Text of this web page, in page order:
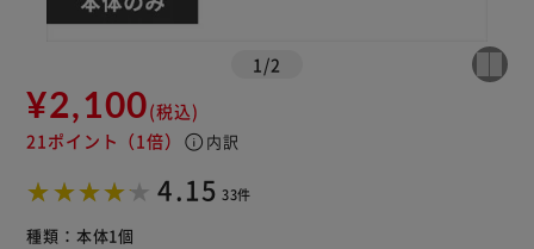
1 /2
¥2,100(税込)
21ポイント （1倍） info 内訳
4.15 33件
種類： 本体1個